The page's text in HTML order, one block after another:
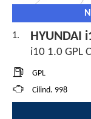
1. HYUNDAI
i10 1.0 GPL
GPL
Cilind. 998